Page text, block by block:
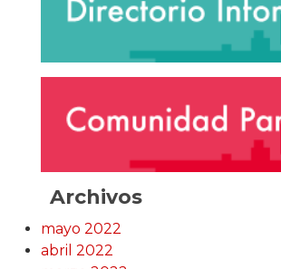
Archivos
mayo 2022
abril 2022